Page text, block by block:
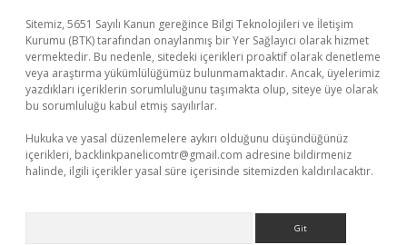
Sitemiz, 5651 Sayılı Kanun gereğince Bilgi Teknolojileri ve İletişim
Kurumu (BTK) tarafından onaylanmış bir Yer Sağlayıcı olarak hizmet
vermektedir. Bu nedenle, sitedeki içerikleri proaktif olarak denetleme
veya araştırma yükümlülüğümüz bulunmamaktadır. Ancak, üyelerimiz
yazdıkları içeriklerin sorumluluğunu taşımakta olup, siteye üye olarak
bu sorumluluğu kabul etmiş sayılırlar.
Hukuka ve yasal düzenlemelere aykırı olduğunu düşündüğünüz
içerikleri, backlinkpanelicomtr@gmail.com adresine bildirmeniz
halinde, ilgili içerikler yasal süre içerisinde sitemizden kaldırılacaktır.